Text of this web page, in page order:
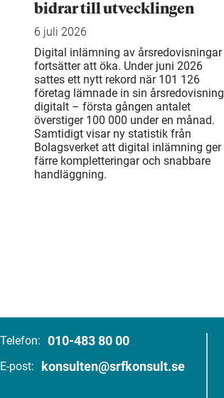
bidrar till utvecklingen
6 juli 2026
Digital inlämning av årsredovisningar
fortsätter att öka. Under juni 2026
sattes ett nytt rekord när 101 126
företag lämnade in sin årsredovisning
digitalt – första gången antalet
överstiger 100 000 under en månad.
Samtidigt visar ny statistik från
Bolagsverket att digital inlämning ger
färre kompletteringar och snabbare
handläggning.
Telefon: 010-483 80 00
E-post: konsulten@srfkonsult.se